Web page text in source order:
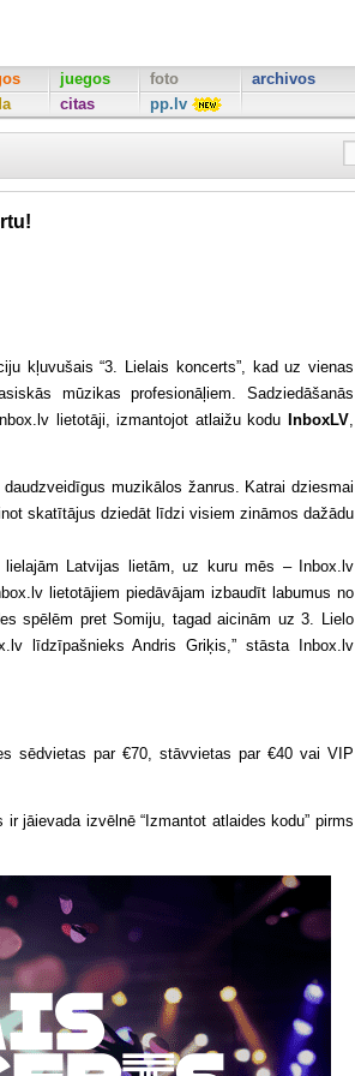
juegos
citas
foto
pp.lv
archivos
kļuvušais “3. Lielais koncerts”, kad uz vienas
mūzikas profesionāļiem. Sadziedāšanās
lietotāji, izmantojot atlaižu kodu
InboxLV,
muzikālos žanrus. Katrai dziesmai
skatītājus dziedāt līdzi visiem zināmos dažādu
Latvijas lietām, uz kuru mēs – Inbox.lv
lietotājiem piedāvājam izbaudīt labumus no
spēlēm pret Somiju, tagad aicinām uz 3. Lielo
līdzīpašnieks Andris Griķis,” stāsta Inbox.lv
sēdvietas par €70, stāvvietas par €40 vai VIP
jāievada izvēlnē “Izmantot atlaides kodu” pirms